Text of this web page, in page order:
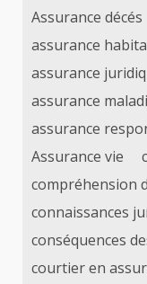
Assurance décés
assurance
assurance
assurance
assurance
Assurance vie
compréhension
connaissances
conséquences
courtier en